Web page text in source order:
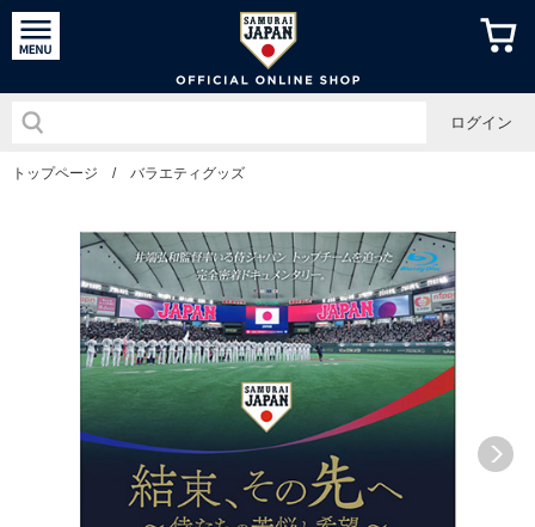
侍ジャパ
ログイン
トップページ / バラエティグッズ